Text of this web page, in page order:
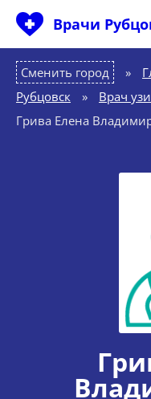
Врачи
Сменить город
Рубцовск
» Врач узи
Грива Елена